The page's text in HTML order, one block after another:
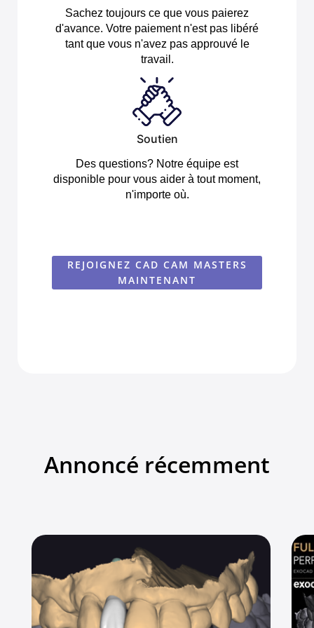
Sachez toujours ce que vous paierez
d'avance. Votre paiement n'est pas libéré
tant que vous n'avez pas approuvé le
travail.
Soutien
Des questions? Notre équipe est
disponible pour vous aider à tout moment,
n'importe où.
REJOIGNEZ CAD CAM MASTERS
MAINTENANT
Annoncé récemment